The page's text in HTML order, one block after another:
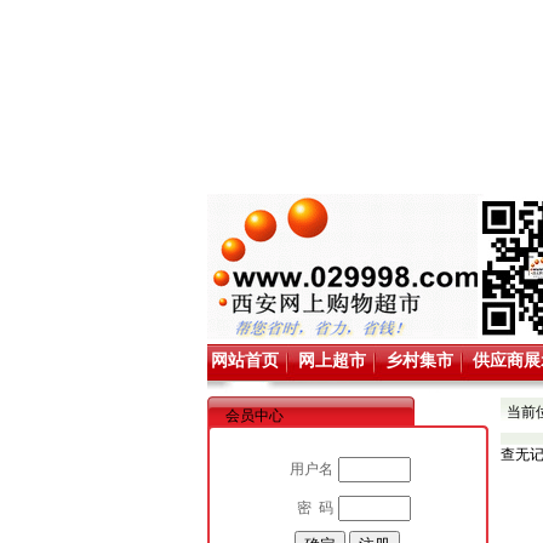
网站首页 网上超市 乡村集市 供应商
会员中心
用户名
密 码
当前
查无